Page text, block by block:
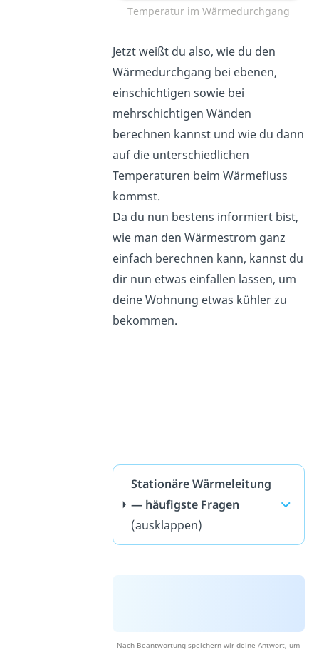
Temperatur im Wärmedurchgang
Jetzt weißt du also, wie du den
Wärmedurchgang bei ebenen,
einschichtigen sowie bei
mehrschichtigen Wänden
berechnen kannst und wie du dann
auf die unterschiedlichen
Temperaturen beim Wärmefluss
kommst.
Da du nun bestens informiert bist,
wie man den Wärmestrom ganz
einfach berechnen kann, kannst du
dir nun etwas einfallen lassen, um
deine Wohnung etwas kühler zu
bekommen.
Stationäre Wärmeleitung
— häufigste Fragen
(ausklappen)
Nach Beantwortung speichern wir deine Antwort, um